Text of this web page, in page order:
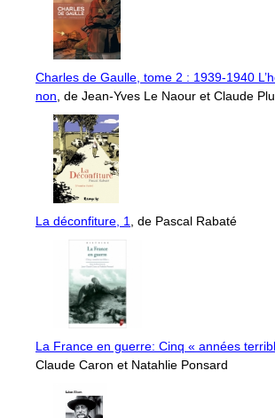
Charles de Gaulle, tome 2 : 1939-1940
non, de Jean-Yves Le Naour et Claude
La déconfiture, 1, de Pascal Rabaté
La France en guerre: Cinq « années
Claude Caron et Natahlie Ponsard